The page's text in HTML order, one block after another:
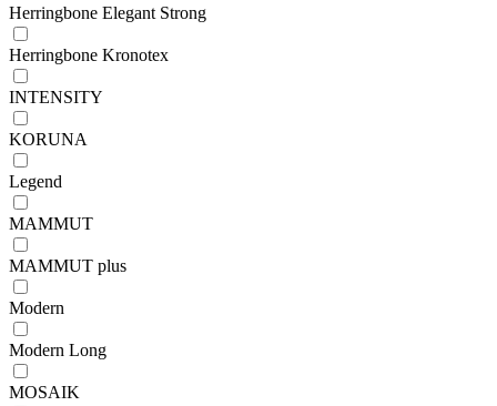
Herringbone Elegant Strong
Herringbone Kronotex
INTENSITY
KORUNA
Legend
MAMMUT
MAMMUT plus
Modern
Modern Long
MOSAIK